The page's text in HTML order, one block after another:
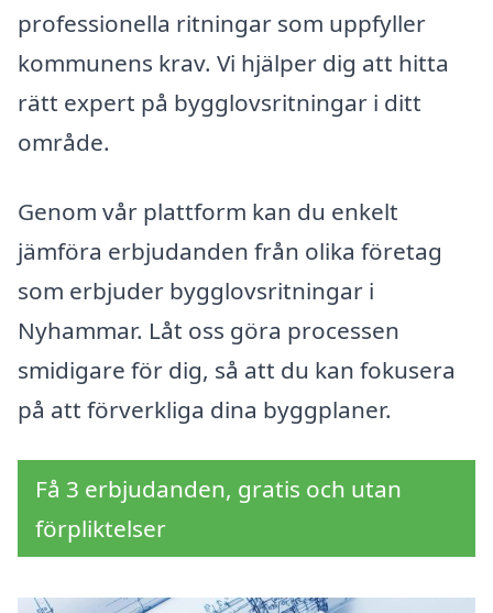
professionella ritningar som uppfyller
kommunens krav. Vi hjälper dig att hitta
rätt expert på bygglovsritningar i ditt
område.
Genom vår plattform kan du enkelt
jämföra erbjudanden från olika företag
som erbjuder bygglovsritningar i
Nyhammar. Låt oss göra processen
smidigare för dig, så att du kan fokusera
på att förverkliga dina byggplaner.
Få 3 erbjudanden, gratis och utan
förpliktelser